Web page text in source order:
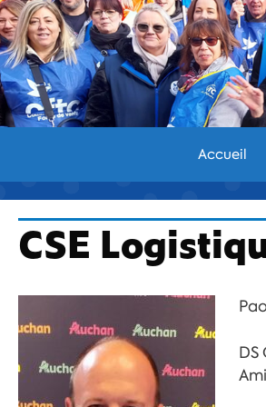
Aller
au
contenu
Accueil
CSE
DS